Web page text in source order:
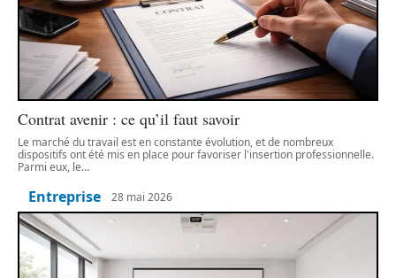
Contrat avenir : ce qu’il faut savoir
Le marché du travail est en constante évolution, et de nombreux
dispositifs ont été mis en place pour favoriser l'insertion professionnelle.
Parmi eux, le…
Entreprise 28 mai 2026